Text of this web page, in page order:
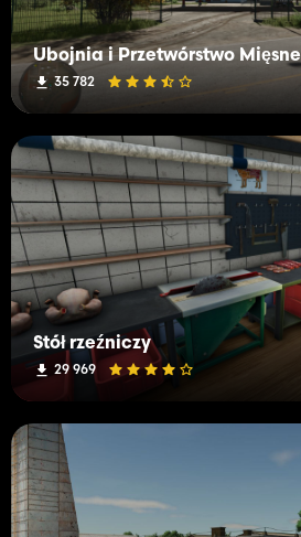
Ubojnia i Przetwórstwo Mięsne
35 782
Stół rzeźniczy
29 969